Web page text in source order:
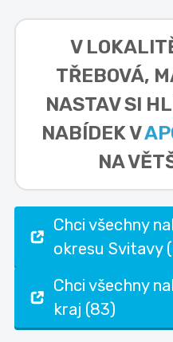
V
TŘEBOVÁ,
NASTAV SI
NABÍDEK V
NA
Chci všechny
okresu Svitavy
Chci všechny
kraj (83)